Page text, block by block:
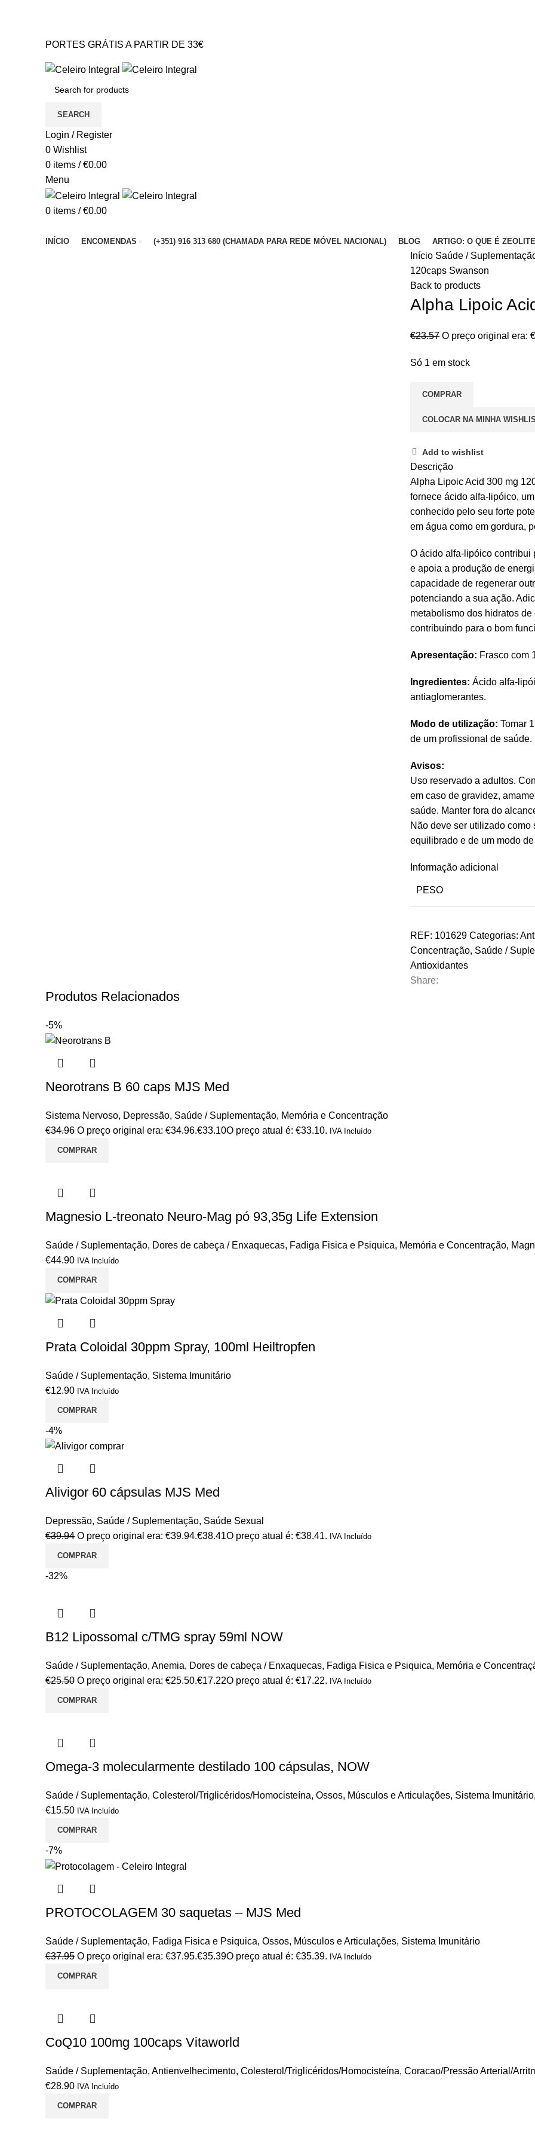
PORTES GRÁTIS A PARTIR DE 33€
SEARCH
Login / Register
0 Wishlist
0 items / €0.00
Menu
0 items / €0.00
INÍCIO ENCOMENDAS (+351) 916 313 680 (CHAMADA PARA REDE MÓVEL NACIONAL) BLOG ARTIGO: O QUE É
Início Saúde /
120caps Swanson
Back to products
Alpha Lipoic
€23.57 O preço original era:
Só 1 em stock
COMPRAR
COLOCAR NA MINHA
Add to wishlist
Descrição
Alpha Lipoic Acid 300 mg
fornece ácido alfa-lipóico,
conhecido pelo seu forte
em água como em gordura,
O ácido alfa-lipóico contribui
e apoia a produção de
capacidade de regenerar
potenciando a sua ação.
metabolismo dos hidratos
contribuindo para o bom
Apresentação: Frasco com
Ingredientes: Ácido alfa-
antiaglomerantes.
Modo de utilização: Tomar
de um profissional de saúde.
Avisos:
Uso reservado a adultos.
em caso de gravidez,
saúde. Manter fora do
Não deve ser utilizado
equilibrado e de um modo
Informação adicional
PESO
REF: 101629 Categorias:
Concentração, Saúde /
Antioxidantes
Share:
Produtos Relacionados
-5%
Neorotrans B 60 caps MJS Med
Sistema Nervoso, Depressão, Saúde / Suplementação, Memória e Concentração
€34.96 O preço original era: €34.96.€33.10O preço atual é: €33.10. IVA Incluído
COMPRAR
Magnesio L-treonato Neuro-Mag pó 93,35g Life Extension
Saúde / Suplementação, Dores de cabeça / Enxaquecas, Fadiga Fisica e Psiquica, Memória e Concentração,
€44.90 IVA Incluído
COMPRAR
Prata Coloidal 30ppm Spray, 100ml Heiltropfen
Saúde / Suplementação, Sistema Imunitário
€12.90 IVA Incluído
COMPRAR
-4%
Alivigor 60 cápsulas MJS Med
Depressão, Saúde / Suplementação, Saúde Sexual
€39.94 O preço original era: €39.94.€38.41O preço atual é: €38.41. IVA Incluído
COMPRAR
-32%
B12 Lipossomal c/TMG spray 59ml NOW
Saúde / Suplementação, Anemia, Dores de cabeça / Enxaquecas, Fadiga Fisica e Psiquica, Memória e
€25.50 O preço original era: €25.50.€17.22O preço atual é: €17.22. IVA Incluído
COMPRAR
Omega-3 molecularmente destilado 100 cápsulas, NOW
Saúde / Suplementação, Colesterol/Triglicéridos/Homocisteína, Ossos, Músculos e Articulações, Sistema Imunitário
€15.50 IVA Incluído
COMPRAR
-7%
PROTOCOLAGEM 30 saquetas – MJS Med
Saúde / Suplementação, Fadiga Fisica e Psiquica, Ossos, Músculos e Articulações, Sistema Imunitário
€37.95 O preço original era: €37.95.€35.39O preço atual é: €35.39. IVA Incluído
COMPRAR
CoQ10 100mg 100caps Vitaworld
Saúde / Suplementação, Antienvelhecimento, Colesterol/Triglicéridos/Homocisteína, Coracao/Pressão Arterial/
€28.90 IVA Incluído
COMPRAR